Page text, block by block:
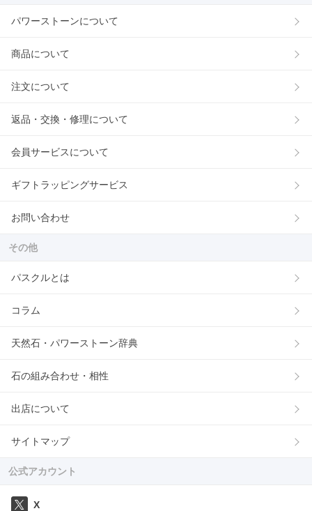
パワーストーンについて
商品について
注文について
返品・交換・修理について
会員サービスについて
ギフトラッピングサービス
お問い合わせ
その他
パスクルとは
コラム
天然石・パワーストーン辞典
石の組み合わせ・相性
出店について
サイトマップ
公式アカウント
X